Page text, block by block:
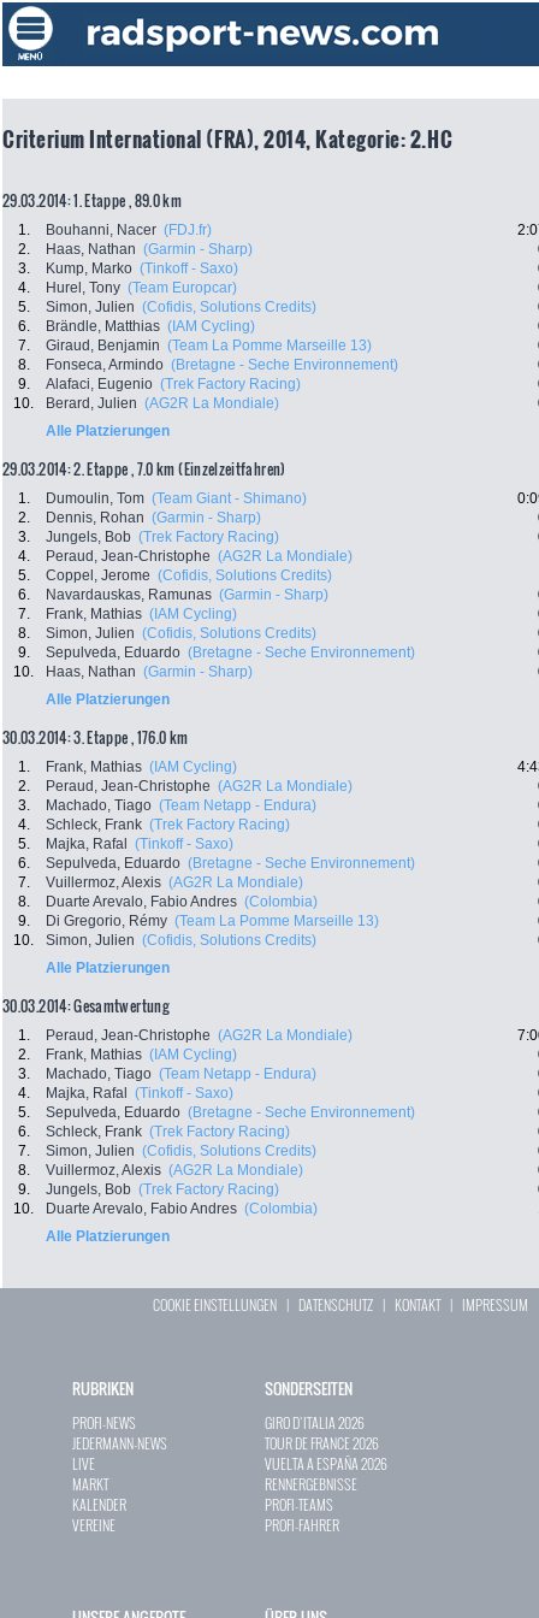
Criterium International (FRA), 2014, Kategorie: 2.HC
29.03.2014: 1. Etappe , 89.0 km
1. Bouhanni, Nacer (FDJ.fr)
2.
Haas, Nathan (Garmin - Sharp)
3.
Kump, Marko (Tinkoff - Saxo)
4.
Hurel, Tony (Team Europcar)
5.
Simon, Julien (Cofidis, Solutions Credits)
6.
Brändle, Matthias (IAM Cycling)
7.
Giraud, Benjamin (Team La Pomme Marseille 13)
8.
Fonseca, Armindo (Bretagne - Seche Environnement)
9.
Alafaci, Eugenio (Trek Factory Racing)
10.
Berard, Julien (AG2R La Mondiale)
Alle Platzierungen
29.03.2014: 2. Etappe , 7.0 km (Einzelzeitfahren)
1. Dumoulin, Tom (Team Giant - Shimano)
2.
Dennis, Rohan (Garmin - Sharp)
3.
Jungels, Bob (Trek Factory Racing)
4.
Peraud, Jean-Christophe (AG2R La Mondiale)
5.
Coppel, Jerome (Cofidis, Solutions Credits)
6.
Navardauskas, Ramunas (Garmin - Sharp)
7.
Frank, Mathias (IAM Cycling)
8.
Simon, Julien (Cofidis, Solutions Credits)
9.
Sepulveda, Eduardo (Bretagne - Seche Environnement)
10.
Haas, Nathan (Garmin - Sharp)
Alle Platzierungen
30.03.2014: 3. Etappe , 176.0 km
1. Frank, Mathias (IAM Cycling)
2.
Peraud, Jean-Christophe (AG2R La Mondiale)
3.
Machado, Tiago (Team Netapp - Endura)
4.
Schleck, Frank (Trek Factory Racing)
5.
Majka, Rafal (Tinkoff - Saxo)
6.
Sepulveda, Eduardo (Bretagne - Seche Environnement)
7.
Vuillermoz, Alexis (AG2R La Mondiale)
8.
Duarte Arevalo, Fabio Andres (Colombia)
9.
Di Gregorio, Rémy (Team La Pomme Marseille 13)
10.
Simon, Julien (Cofidis, Solutions Credits)
Alle Platzierungen
30.03.2014: Gesamtwertung
1. Peraud, Jean-Christophe (AG2R La Mondiale)
2.
Frank, Mathias (IAM Cycling)
3.
Machado, Tiago (Team Netapp - Endura)
4.
Majka, Rafal (Tinkoff - Saxo)
5.
Sepulveda, Eduardo (Bretagne - Seche Environnement)
6.
Schleck, Frank (Trek Factory Racing)
7.
Simon, Julien (Cofidis, Solutions Credits)
8.
Vuillermoz, Alexis (AG2R La Mondiale)
9.
Jungels, Bob (Trek Factory Racing)
10.
Duarte Arevalo, Fabio Andres (Colombia)
Alle Platzierungen
COOKIE EINSTELLUNGEN | DATENSCHUTZ | KONTAKT| IMPRESSUM
RUBRIKEN
PROFI-NEWS
JEDERMANN-NEWS
LIVE
MARKT
KALENDER
VEREINE
SONDERSEITEN
GIRO D`ITALIA 2026
TOUR DE FRANCE 2026
VUELTA A ESPAÑA 2026
RENNERGEBNISSE
PROFI-TEAMS
PROFI-FAHRER